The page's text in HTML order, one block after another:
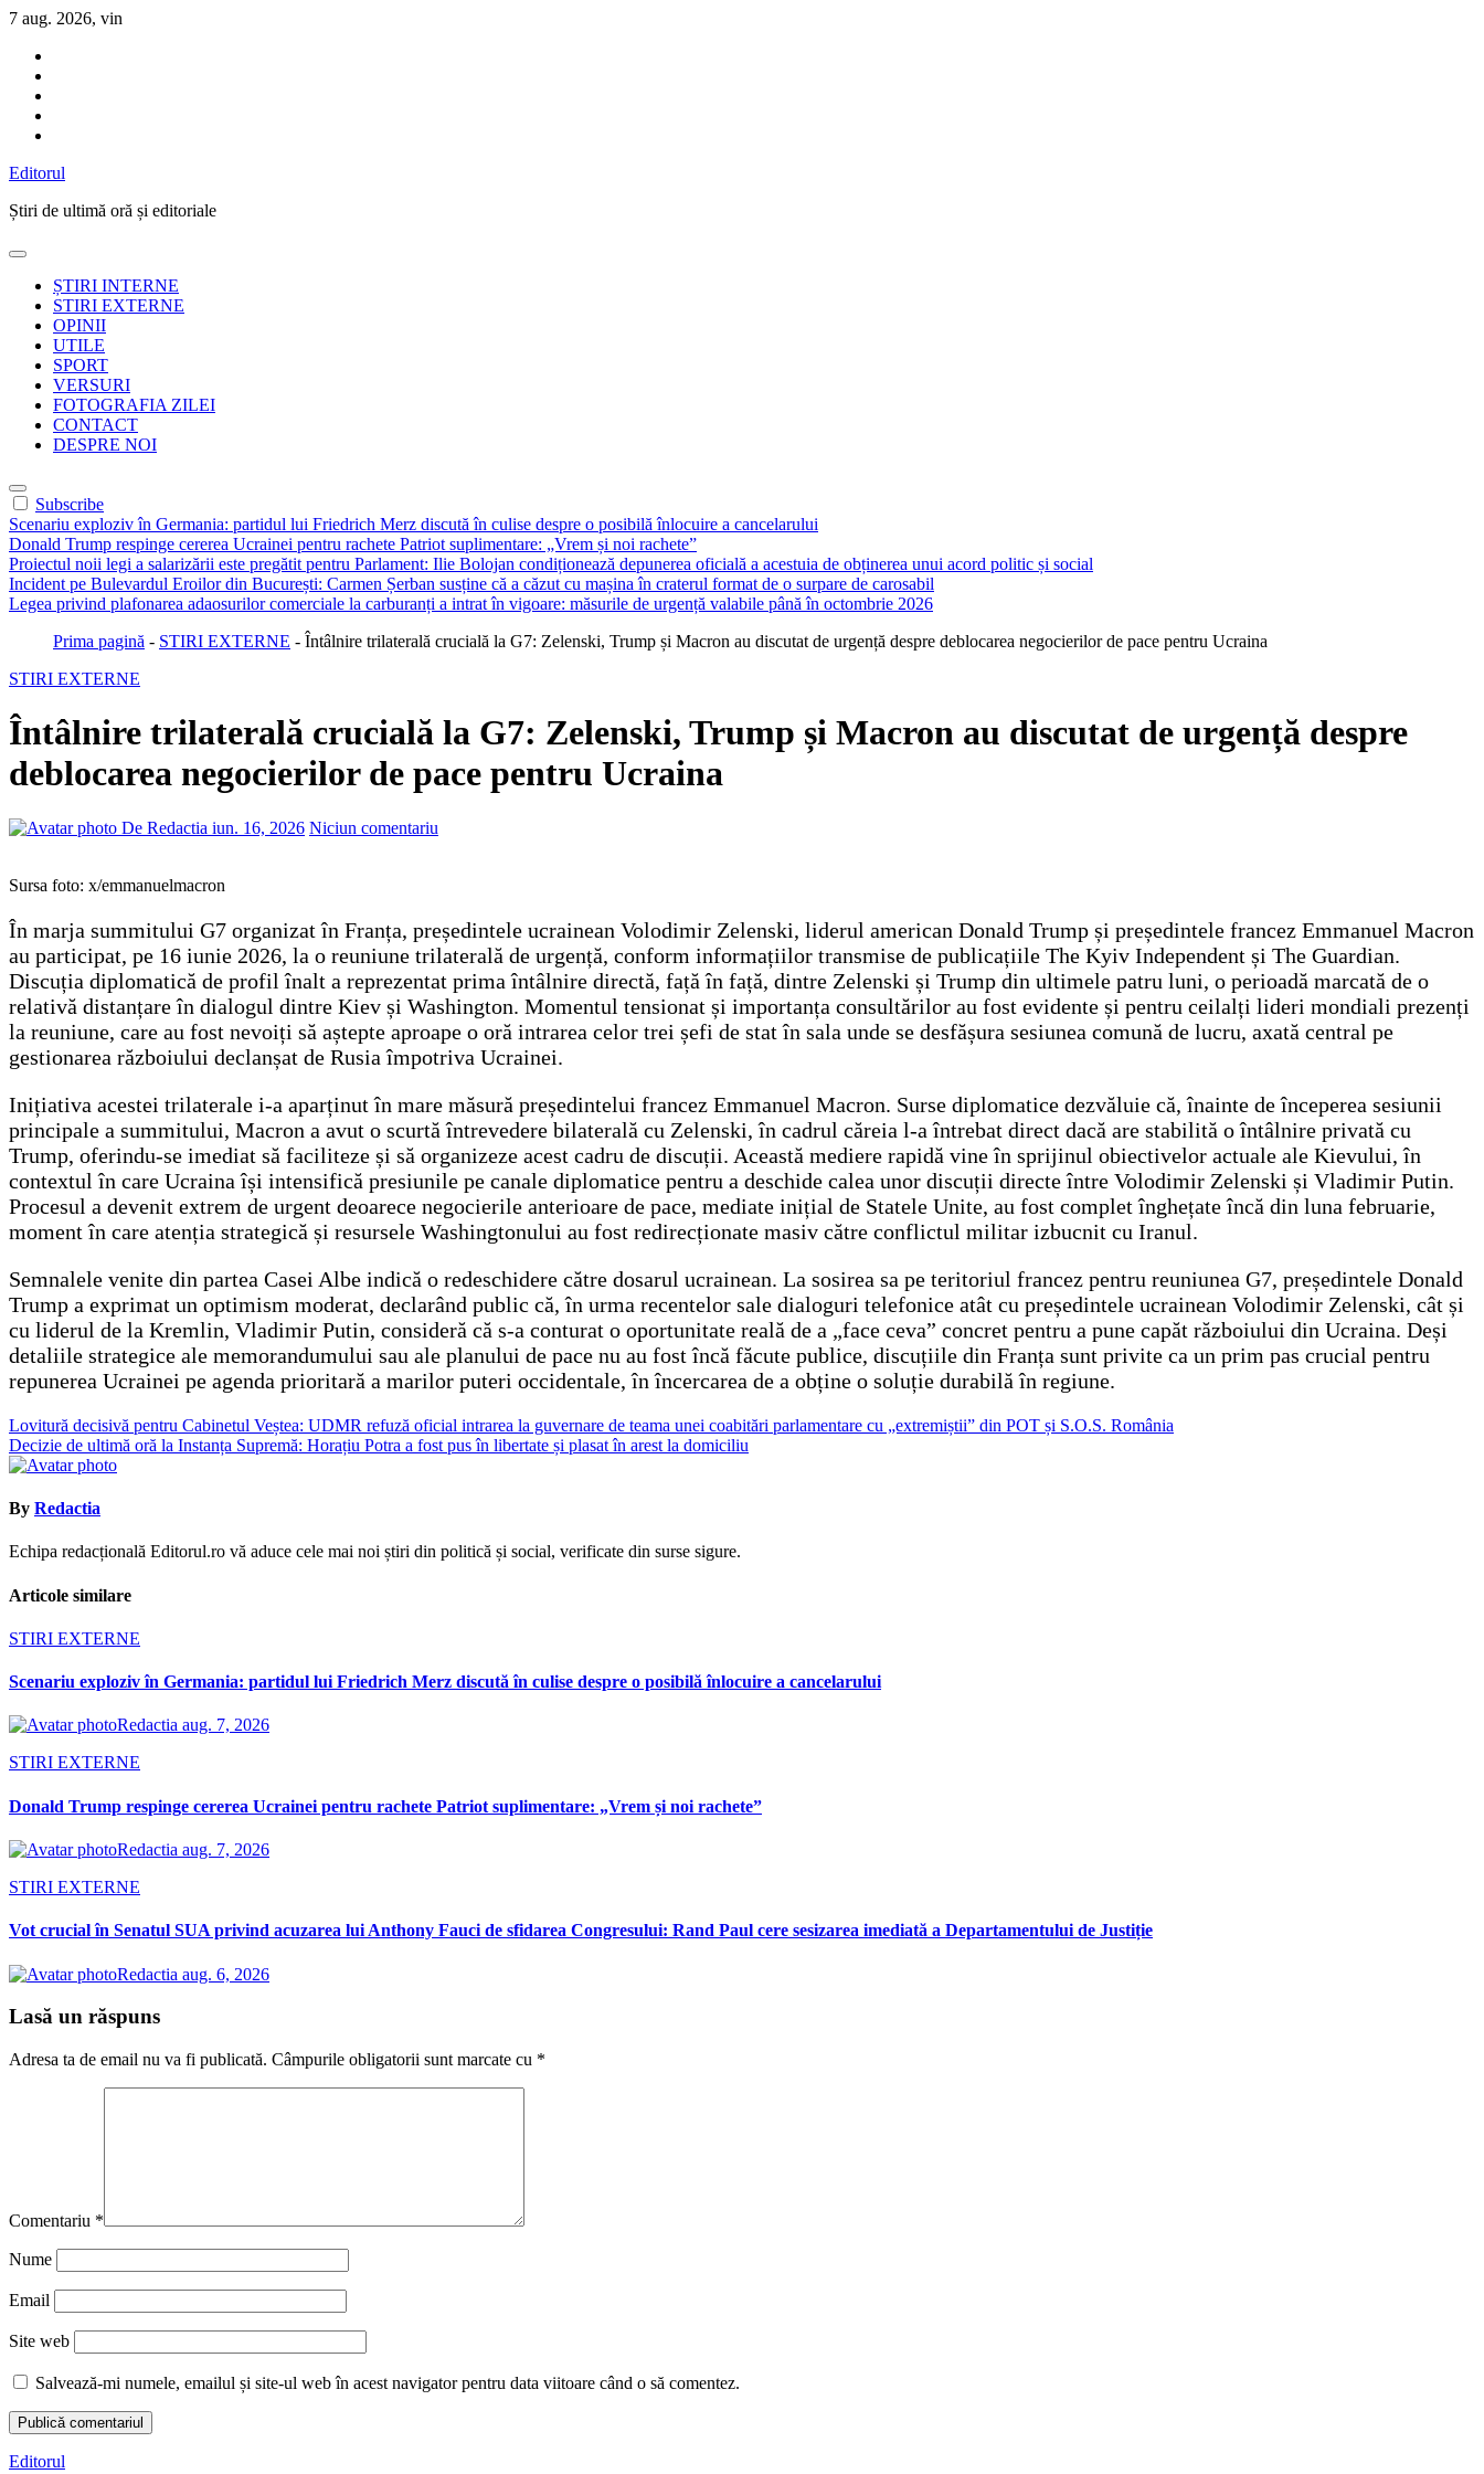
Sari
conținut
7 aug. 2026, vin
Editorul
Știri de ultimă oră și editoriale
ȘTIRI INTERNE
STIRI EXTERNE
OPINII
UTILE
SPORT
VERSURI
FOTOGRAFIA ZILEI
CONTACT
DESPRE NOI
Subscribe
Scenariu exploziv în Germania: partidul lui Friedrich Merz discută în culise despre o posibilă înlocuire a cancelarului
Donald Trump respinge cererea Ucrainei pentru rachete Patriot suplimentare: „Vrem și noi rachete”
Proiectul noii legi a salarizării este pregătit pentru Parlament: Ilie Bolojan condiționează depunerea oficială a acestuia de obținerea unui acord politic și social
Incident pe Bulevardul Eroilor din București: Carmen Șerban susține că a căzut cu mașina în craterul format de o surpare de carosabil
Legea privind plafonarea adaosurilor comerciale la carburanți a intrat în vigoare: măsurile de urgență valabile până în octombrie 2026
Prima pagină - STIRI EXTERNE - Întâlnire trilaterală crucială la G7: Zelenski, Trump și Macron au discutat de urgență despre deblocarea negocierilor de pace pentru Ucraina
STIRI EXTERNE
Întâlnire trilaterală crucială la G7: Zelenski, Trump și Macron au discutat de urgență despre
deblocarea negocierilor de pace pentru Ucraina
De Redactia iun. 16, 2026 Niciun comentariu
Sursa foto: x/emmanuelmacron
În marja summitului G7 organizat în Franța, președintele ucrainean Volodimir Zelenski, liderul american Donald Trump și președintele francez Emmanuel Macron
au participat, pe 16 iunie 2026, la o reuniune trilaterală de urgență, conform informațiilor transmise de publicațiile The Kyiv Independent și The Guardian.
Discuția diplomatică de profil înalt a reprezentat prima întâlnire directă, față în față, dintre Zelenski și Trump din ultimele patru luni, o perioadă marcată de o
relativă distanțare în dialogul dintre Kiev și Washington. Momentul tensionat și importanța consultărilor au fost evidente și pentru ceilalți lideri mondiali prezenți
la reuniune, care au fost nevoiți să aștepte aproape o oră intrarea celor trei șefi de stat în sala unde se desfășura sesiunea comună de lucru, axată central pe
gestionarea războiului declanșat de Rusia împotriva Ucrainei.
Inițiativa acestei trilaterale i-a aparținut în mare măsură președintelui francez Emmanuel Macron. Surse diplomatice dezvăluie că, înainte de începerea sesiunii
principale a summitului, Macron a avut o scurtă întrevedere bilaterală cu Zelenski, în cadrul căreia l-a întrebat direct dacă are stabilită o întâlnire privată cu
Trump, oferindu-se imediat să faciliteze și să organizeze acest cadru de discuții. Această mediere rapidă vine în sprijinul obiectivelor actuale ale Kievului, în
contextul în care Ucraina își intensifică presiunile pe canale diplomatice pentru a deschide calea unor discuții directe între Volodimir Zelenski și Vladimir Putin.
Procesul a devenit extrem de urgent deoarece negocierile anterioare de pace, mediate inițial de Statele Unite, au fost complet înghețate încă din luna februarie,
moment în care atenția strategică și resursele Washingtonului au fost redirecționate masiv către conflictul militar izbucnit cu Iranul.
Semnalele venite din partea Casei Albe indică o redeschidere către dosarul ucrainean. La sosirea sa pe teritoriul francez pentru reuniunea G7, președintele Donald
Trump a exprimat un optimism moderat, declarând public că, în urma recentelor sale dialoguri telefonice atât cu președintele ucrainean Volodimir Zelenski, cât și
cu liderul de la Kremlin, Vladimir Putin, consideră că s-a conturat o oportunitate reală de a „face ceva” concret pentru a pune capăt războiului din Ucraina. Deși
detaliile strategice ale memorandumului sau ale planului de pace nu au fost încă făcute publice, discuțiile din Franța sunt privite ca un prim pas crucial pentru
repunerea Ucrainei pe agenda prioritară a marilor puteri occidentale, în încercarea de a obține o soluție durabilă în regiune.
Navigare
în
Lovitură decisivă pentru Cabinetul Veștea: UDMR refuză oficial intrarea la guvernare de teama unei coabitări parlamentare cu „extremiștii” din POT și S.O.S. România
Decizie de ultimă oră la Instanța Supremă: Horațiu Potra a fost pus în libertate și plasat în arest la domiciliu
By Redactia
Echipa redacțională Editorul.ro vă aduce cele mai noi știri din politică și social, verificate din surse sigure.
Articole similare
STIRI EXTERNE
Scenariu exploziv în Germania: partidul lui Friedrich Merz discută în culise despre o posibilă înlocuire a cancelarului
Redactia aug. 7, 2026
STIRI EXTERNE
Donald Trump respinge cererea Ucrainei pentru rachete Patriot suplimentare: „Vrem și noi rachete”
Redactia aug. 7, 2026
STIRI EXTERNE
Vot crucial în Senatul SUA privind acuzarea lui Anthony Fauci de sfidarea Congresului: Rand Paul cere sesizarea imediată a Departamentului de Justiție
Redactia aug. 6, 2026
Lasă un răspuns
Adresa ta de email nu va fi publicată. Câmpurile obligatorii sunt marcate cu *
Comentariu *
Nume
Email
Site web
Salvează-mi numele, emailul și site-ul web în acest navigator pentru data viitoare când o să comentez.
Editorul